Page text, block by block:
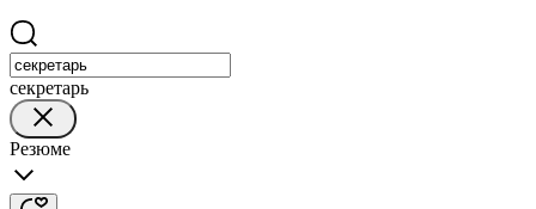
секретарь
Резюме